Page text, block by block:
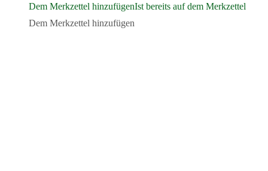
Dem Merkzettel hinzufügenIst bereits auf dem Merkzettel
Dem Merkzettel hinzufügen